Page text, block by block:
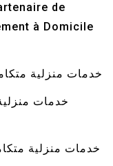
de
à Domicile
خدمات منزلية
خدمات
خدمات منزلية